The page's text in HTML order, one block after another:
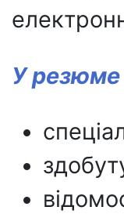
У резюме